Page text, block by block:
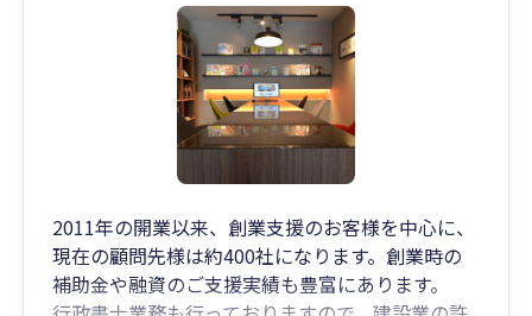
2011年の開業以来、創業支援のお客様を中心に、
現在の顧問先様は約400社になります。創業時の
補助金や融資のご支援実績も豊富にあります。